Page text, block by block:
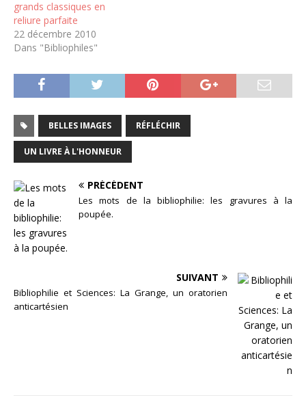
grands classiques en
reliure parfaite
22 décembre 2010
Dans "Bibliophiles"
BELLES IMAGES RÉFLÉCHIR
UN LIVRE À L'HONNEUR
PRÉCÉDENT
Les mots de la bibliophilie: les gravures à la
poupée.
SUIVANT
Bibliophilie et Sciences: La Grange, un oratorien
anticartésien